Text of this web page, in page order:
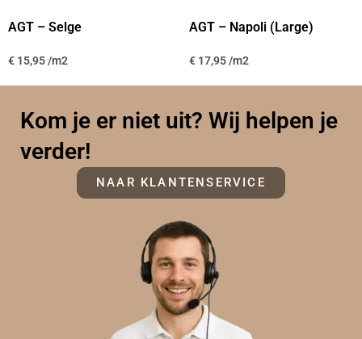
AGT – Selge
€ 15,95
AGT – Napoli (Large)
€ 17,95
Kom je er niet uit? Wij helpen je
verder!
NAAR KLANTENSERVICE